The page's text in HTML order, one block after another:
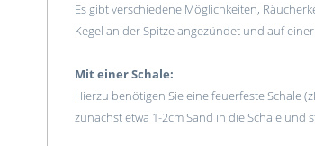
Es gibt verschiedene Möglichkeiten,
Kegel an der Spitze angezündet und auf
Mit einer Schale:
Hierzu benötigen Sie eine feuerfeste Schale
zunächst etwa 1-2cm Sand in die Schale